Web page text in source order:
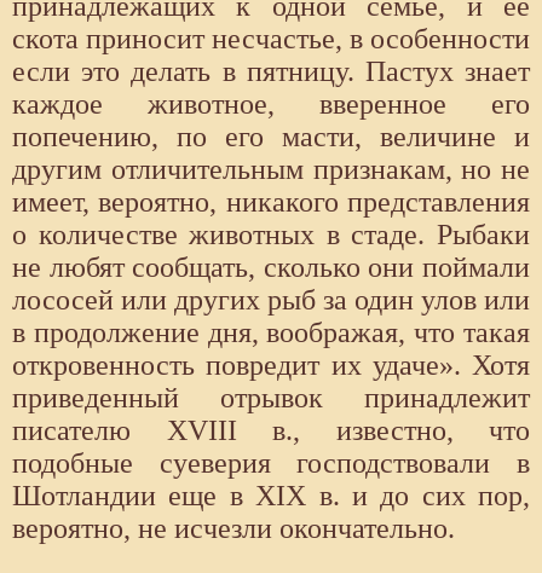
принадлежащих к одной семье, и ее
скота приносит несчастье, в особенности
если это делать в пятницу. Пастух знает
каждое животное, вверенное его
попечению, по его масти, величине и
другим отличительным признакам, но не
имеет, вероятно, никакого представления
о количестве животных в стаде. Рыбаки
не любят сообщать, сколько они поймали
лососей или других рыб за один улов или
в продолжение дня, воображая, что такая
откровенность повредит их удаче». Хотя
приведенный отрывок принадлежит
писателю XVIII в., известно, что
подобные суеверия господствовали в
Шотландии еще в XIX в. и до сих пор,
вероятно, не исчезли окончательно.